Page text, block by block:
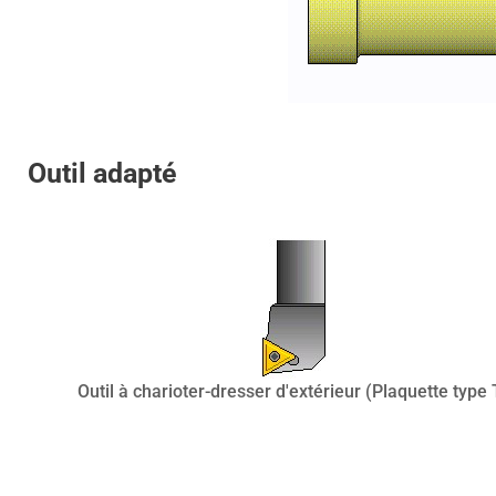
Outil adapté
Outil à charioter-dresser d'extérieur (Plaquette type